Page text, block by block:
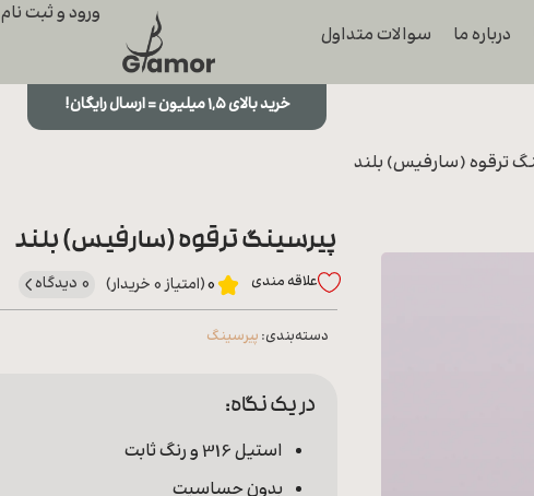
درباره ما سوالات متداول
ورود و ثبت نام
خرید بالای ۱,۵ میلیون = ارسال رایگان!
ترقوه (سارفیس) بلند
پیرسینگ ترقوه (سارفیس) بلند
علاقه‌ مندی 0(امتیاز 0 خریدار) 0 دیدگاه
دسته‌بندی: پیرسینگ
در یک نگاه:
استیل 316 و رنگ ثابت
بدون حساسیت